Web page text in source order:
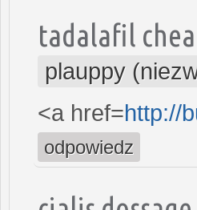
tadalafil
plauppy
<a href=http://
odpowiedz